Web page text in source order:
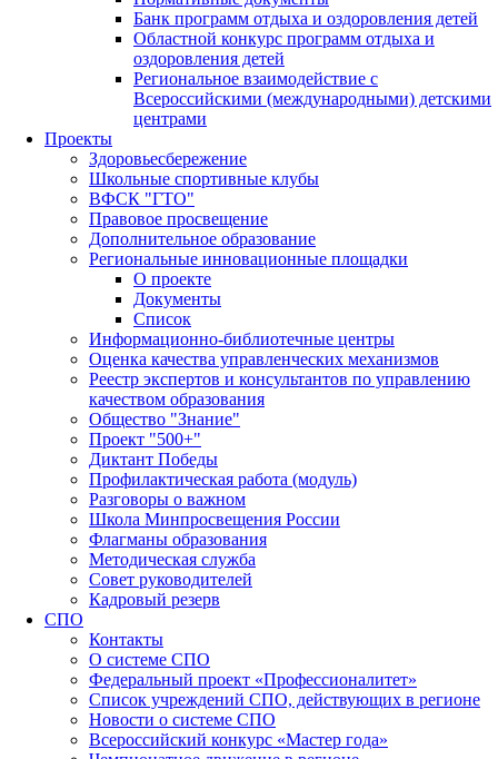
Банк программ отдыха и оздоровления детей
Областной конкурс программ отдыха и
оздоровления детей
Региональное взаимодействие с
Всероссийскими (международными) детскими
центрами
Проекты
Здоровьесбережение
Школьные спортивные клубы
ВФСК "ГТО"
Правовое просвещение
Дополнительное образование
Региональные инновационные площадки
О проекте
Документы
Список
Информационно-библиотечные центры
Оценка качества управленческих механизмов
Реестр экспертов и консультантов по управлению
качеством образования
Общество "Знание"
Проект "500+"
Диктант Победы
Профилактическая работа (модуль)
Разговоры о важном
Школа Минпросвещения России
Флагманы образования
Методическая служба
Совет руководителей
Кадровый резерв
СПО
Контакты
О системе СПО
Федеральный проект «Профессионалитет»
Список учреждений СПО, действующих в регионе
Новости о системе СПО
Всероссийский конкурс «Мастер года»